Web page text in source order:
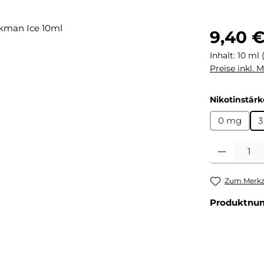
Regulärer
9,40 €
Inhalt: 10 ml
Preise inkl.
0 mg
Produkt
Zum